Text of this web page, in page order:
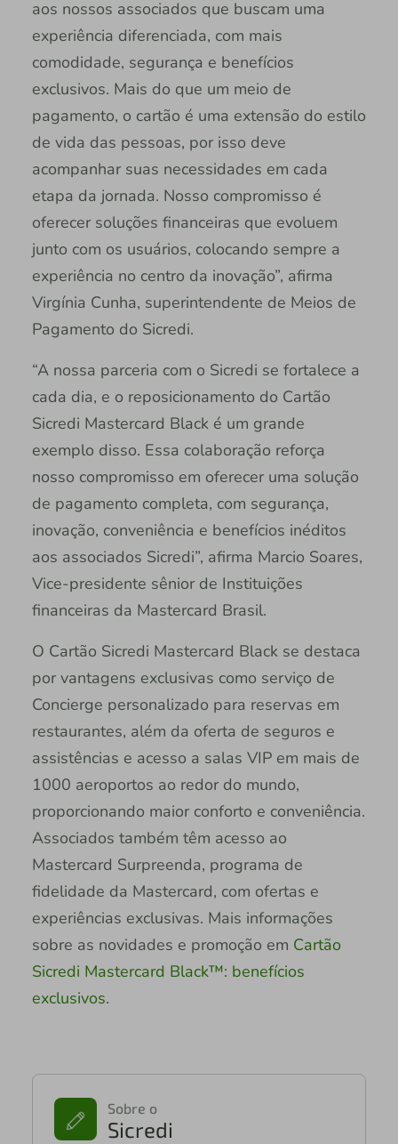
aos nossos associados que buscam uma
experiência diferenciada, com mais
comodidade, segurança e benefícios
exclusivos. Mais do que um meio de
pagamento, o cartão é uma extensão do estilo
de vida das pessoas, por isso deve
acompanhar suas necessidades em cada
etapa da jornada. Nosso compromisso é
oferecer soluções financeiras que evoluem
junto com os usuários, colocando sempre a
experiência no centro da inovação”, afirma
Virgínia Cunha, superintendente de Meios de
Pagamento do Sicredi.
“A nossa parceria com o Sicredi se fortalece a
cada dia, e o reposicionamento do Cartão
Sicredi Mastercard Black é um grande
exemplo disso. Essa colaboração reforça
nosso compromisso em oferecer uma solução
de pagamento completa, com segurança,
inovação, conveniência e benefícios inéditos
aos associados Sicredi”, afirma Marcio Soares,
Vice-presidente sênior de Instituições
financeiras da Mastercard Brasil.
O Cartão Sicredi Mastercard Black se destaca
por vantagens exclusivas como serviço de
Concierge personalizado para reservas em
restaurantes, além da oferta de seguros e
assistências e acesso a salas VIP em mais de
1000 aeroportos ao redor do mundo,
proporcionando maior conforto e conveniência.
Associados também têm acesso ao
Mastercard Surpreenda, programa de
fidelidade da Mastercard, com ofertas e
experiências exclusivas. Mais informações
sobre as novidades e promoção em Cartão
Sicredi Mastercard Black™: benefícios
exclusivos.
Sobre o
Sicredi